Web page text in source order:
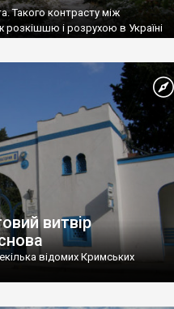
Такого контрасту між
розкішшю і розрухою в Україні
витвір
відомих Кримських